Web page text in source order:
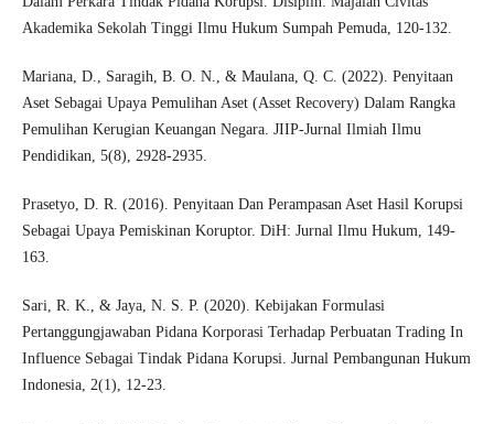
Akademika Sekolah Tinggi Ilmu Hukum Sumpah Pemuda, 120-132.
Mariana, D., Saragih, B. O. N., & Maulana, Q. C. (2022). Penyitaan
Aset Sebagai Upaya Pemulihan Aset (Asset Recovery) Dalam Rangka
Pemulihan Kerugian Keuangan Negara. JIIP-Jurnal Ilmiah Ilmu
Pendidikan, 5(8), 2928-2935.
Prasetyo, D. R. (2016). Penyitaan Dan Perampasan Aset Hasil Korupsi
Sebagai Upaya Pemiskinan Koruptor. DiH: Jurnal Ilmu Hukum, 149-
163.
Sari, R. K., & Jaya, N. S. P. (2020). Kebijakan Formulasi
Pertanggungjawaban Pidana Korporasi Terhadap Perbuatan Trading In
Influence Sebagai Tindak Pidana Korupsi. Jurnal Pembangunan Hukum
Indonesia, 2(1), 12-23.